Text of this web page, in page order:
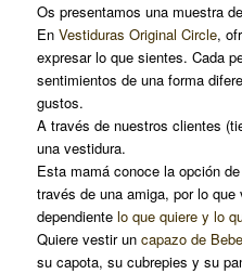
Os presentamos una muestra
EnVestiduras Original Circle,
expresar lo que sientes. Cada
sentimientos de una forma
gustos.
A través de nuestros clientes
una vestidura.
Esta mamá conoce la opción
través de una amiga, por lo
dependiente lo que quiere y lo
Quiere vestir uncapazo de
su capota, su cubrepies y su